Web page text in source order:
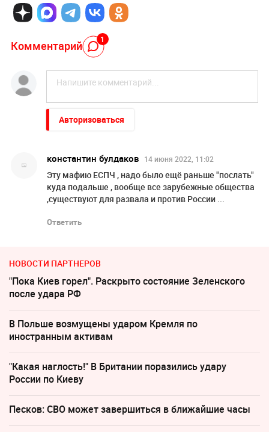
Комментарий 1
Авторизоваться
константин булдаков 14 июня 2022, 11:02
Эту мафию ЕСПЧ , надо было ещё раньше "послать"
куда подальше , вообще все зарубежные общества
,существуют для развала и против России ...
Ответить
НОВОСТИ ПАРТНЕРОВ
"Пока Киев горел". Раскрыто состояние Зеленского
после удара РФ
В Польше возмущены ударом Кремля по
иностранным активам
"Какая наглость!" В Британии поразились удару
России по Киеву
Песков: СВО может завершиться в ближайшие часы